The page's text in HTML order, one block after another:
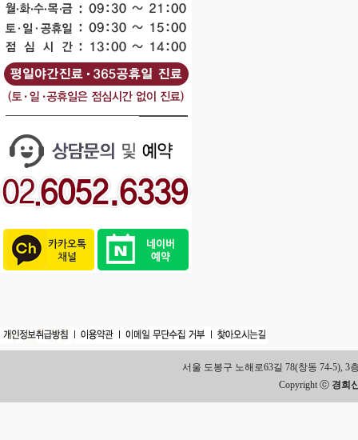
서울 도봉구 노해로63길 78(창동 74-5), 3
Copyright ⓒ 경희